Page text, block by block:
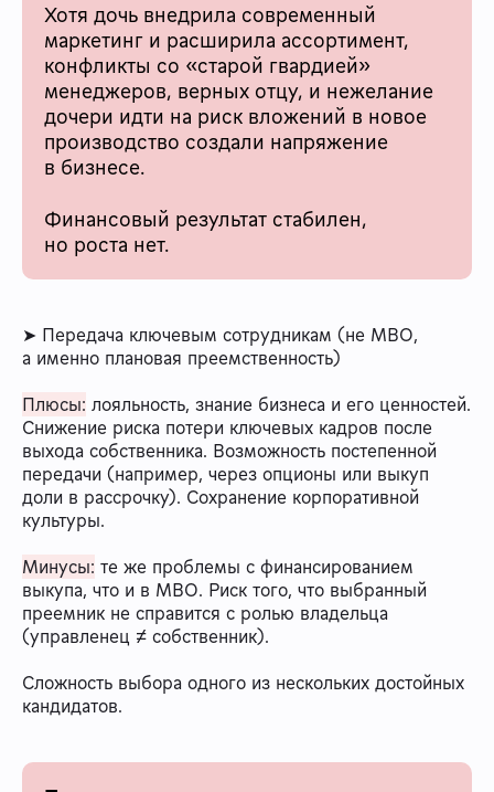
Хотя дочь внедрила современный
маркетинг и расширила ассортимент,
конфликты со «старой гвардией»
менеджеров, верных отцу, и нежелание
дочери идти на риск вложений в новое
производство создали напряжение
в бизнесе.
Финансовый результат стабилен,
но роста нет.
➤ Передача ключевым сотрудникам (не MBO,
а именно плановая преемственность)
Плюсы: лояльность, знание бизнеса и его ценностей.
Снижение риска потери ключевых кадров после
выхода собственника. Возможность постепенной
передачи (например, через опционы или выкуп
доли в рассрочку). Сохранение корпоративной
культуры.
Минусы: те же проблемы с финансированием
выкупа, что и в MBO. Риск того, что выбранный
преемник не справится с ролью владельца
(управленец ≠ собственник).
Сложность выбора одного из нескольких достойных
кандидатов.